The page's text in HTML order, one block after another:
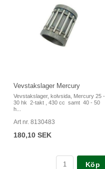
Vevstakslager Mercury
Vevstakslager, kolvsida, Mercury 25 -
30 hk 2-takt , 430 cc samt 40 - 50
h...
Art nr. 8130483
180,10 SEK
Köp